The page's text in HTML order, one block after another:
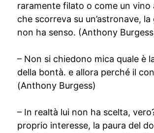
raramente filato o come un vino
che scorreva su un’astronave,
non ha senso. (Anthony
– Non si chiedono mica quale è
della bontà. e allora perché il
(Anthony Burgess)
– In realtà lui non ha scelta,
proprio interesse, la paura del